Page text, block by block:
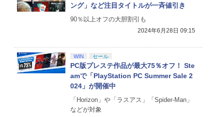
ング」など注目タイトルが一斉値引き
90％以上オフの大胆割引も
2024年6月28日 09:15
WIN セール
PC版プレステ作品が最大75％オフ！ Ste
amで「PlayStation PC Summer Sale 2
024」が開催中
「Horizon」や「ラスアス」「Spider-Man」
などが対象